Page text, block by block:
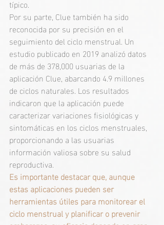
típico.
Por su parte, Clue también ha sido
reconocida por su precisión en el
seguimiento del ciclo menstrual. Un
estudio publicado en 2019 analizó datos
de más de 378,000 usuarias de la
aplicación Clue, abarcando 4.9 millones
de ciclos naturales. Los resultados
indicaron que la aplicación puede
caracterizar variaciones fisiológicas y
sintomáticas en los ciclos menstruales,
proporcionando a las usuarias
información valiosa sobre su salud
reproductiva.
Es importante destacar que, aunque
estas aplicaciones pueden ser
herramientas útiles para monitorear el
ciclo menstrual y planificar o prevenir